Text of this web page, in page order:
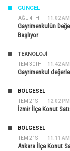
AĞU 4TH 11:02 AM
GÜNCEL
Gayrimenkulün
Başlıyor
TEM 30TH 11:42 AM
TEKNOLOJİ
Gayrimenkul
TEM 21ST 12:02 PM
BÖLGESEL
İzmir İlçe Konut
TEM 21ST 11:11 AM
BÖLGESEL
Ankara İlçe Konut